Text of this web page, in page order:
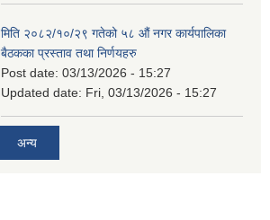
मिति २०८२/१०/२९ गतेको ५८ औं नगर कार्यपालिका
बैठकका प्रस्ताव तथा निर्णयहरु
Post date: 03/13/2026 - 15:27
Updated date: Fri, 03/13/2026 - 15:27
अन्य